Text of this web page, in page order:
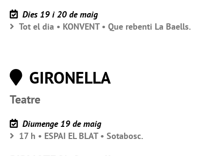
Dies 19 i 20 de maig
Tot el dia • KONVENT • Que rebenti La Baells.
GIRONELLA
Teatre
Diumenge 19 de maig
17 h • ESPAI EL BLAT • Sotabosc.